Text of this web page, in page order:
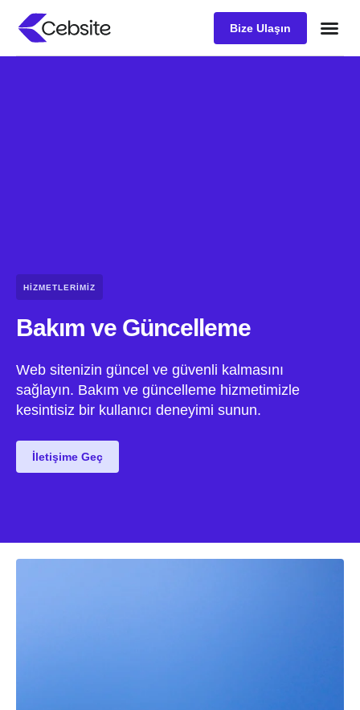
Bize Ulaşın
HIZMETLERIMIZ
Bakım ve Güncelleme
Web sitenizin güncel ve güvenli kalmasını
sağlayın. Bakım ve güncelleme hizmetimizle
kesintisiz bir kullanıcı deneyimi sunun.
İletişime Geç